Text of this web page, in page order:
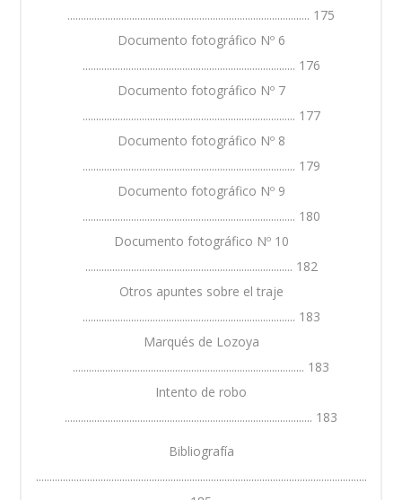
.......................................................................................... 175
Documento fotográfico Nº 6
............................................................................... 176
Documento fotográfico Nº 7
............................................................................... 177
Documento fotográfico Nº 8
............................................................................... 179
Documento fotográfico Nº 9
............................................................................... 180
Documento fotográfico Nº 10
............................................................................. 182
Otros apuntes sobre el traje
............................................................................... 183
Marqués de Lozoya
...................................................................................... 183
Intento de robo
............................................................................................ 183
Bibliografía
...........................................................................................................................